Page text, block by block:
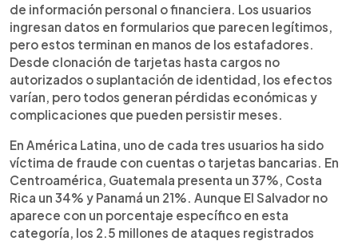
de información personal o financiera. Los usuarios
ingresan datos en formularios que parecen legítimos,
pero estos terminan en manos de los estafadores.
Desde clonación de tarjetas hasta cargos no
autorizados o suplantación de identidad, los efectos
varían, pero todos generan pérdidas económicas y
complicaciones que pueden persistir meses.
En América Latina, uno de cada tres usuarios ha sido
víctima de fraude con cuentas o tarjetas bancarias. En
Centroamérica, Guatemala presenta un 37%, Costa
Rica un 34% y Panamá un 21%. Aunque El Salvador no
aparece con un porcentaje específico en esta
categoría, los 2.5 millones de ataques registrados